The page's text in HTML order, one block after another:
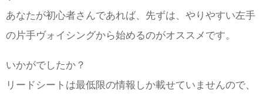
あなたが初心者さんであれば、先ずは、やりやすい左手
の片手ヴォイシングから始めるのがオススメです。
いかがでしたか？
リードシートは最低限の情報しか載せていませんので、